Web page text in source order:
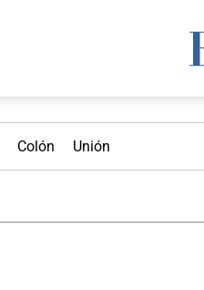
Colón Unión